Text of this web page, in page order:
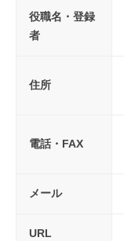
役職名・登録
者
住所
電話・FAX
メール
URL